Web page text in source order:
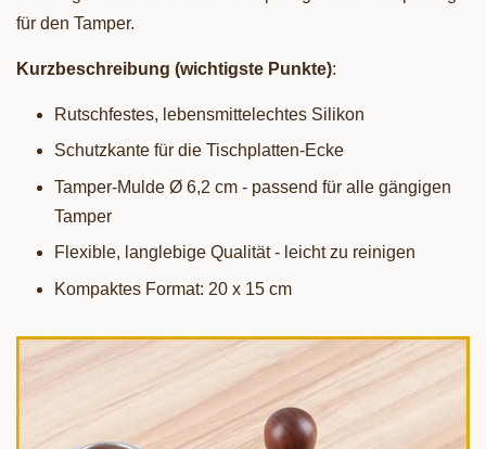
für den Tamper.
Kurzbeschreibung (wichtigste Punkte):
Rutschfestes, lebensmittelechtes Silikon
Schutzkante für die Tischplatten-Ecke
Tamper-Mulde Ø 6,2 cm - passend für alle gängigen
Tamper
Flexible, langlebige Qualität - leicht zu reinigen
Kompaktes Format: 20 x 15 cm